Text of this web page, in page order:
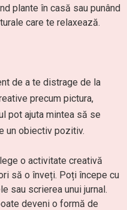
plante în casă sau punând
care te relaxează.
de a te distrage de la
precum pictura,
pot ajuta mintea să se
un obiectiv pozitiv.
o activitate creativă
să o înveți. Poți începe cu
sau scrierea unui jurnal.
deveni o formă de